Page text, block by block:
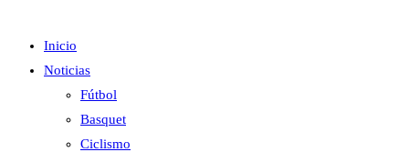
Inicio
Noticias
Fútbol
Basquet
Ciclismo